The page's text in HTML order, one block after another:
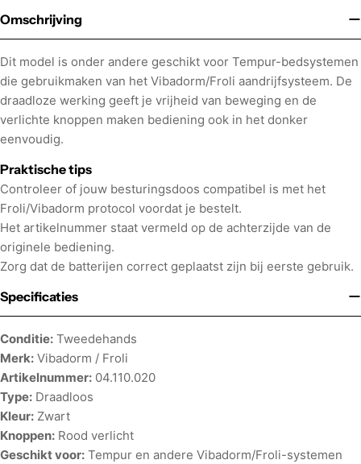
Omschrijving
Dit model is onder andere geschikt voor Tempur-bedsystemen
die gebruikmaken van het Vibadorm/Froli aandrijfsysteem. De
draadloze werking geeft je vrijheid van beweging en de
verlichte knoppen maken bediening ook in het donker
eenvoudig.
Praktische tips
Controleer of jouw besturingsdoos compatibel is met het
Froli/Vibadorm protocol voordat je bestelt.
Het artikelnummer staat vermeld op de achterzijde van de
originele bediening.
Zorg dat de batterijen correct geplaatst zijn bij eerste gebruik.
Specificaties
Conditie: Tweedehands
Merk: Vibadorm / Froli
Artikelnummer: 04.110.020
Type: Draadloos
Kleur: Zwart
Knoppen: Rood verlicht
Geschikt voor: Tempur en andere Vibadorm/Froli-systemen